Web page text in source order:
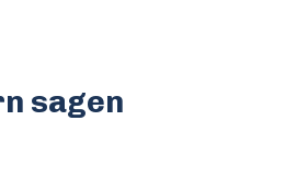
sagen